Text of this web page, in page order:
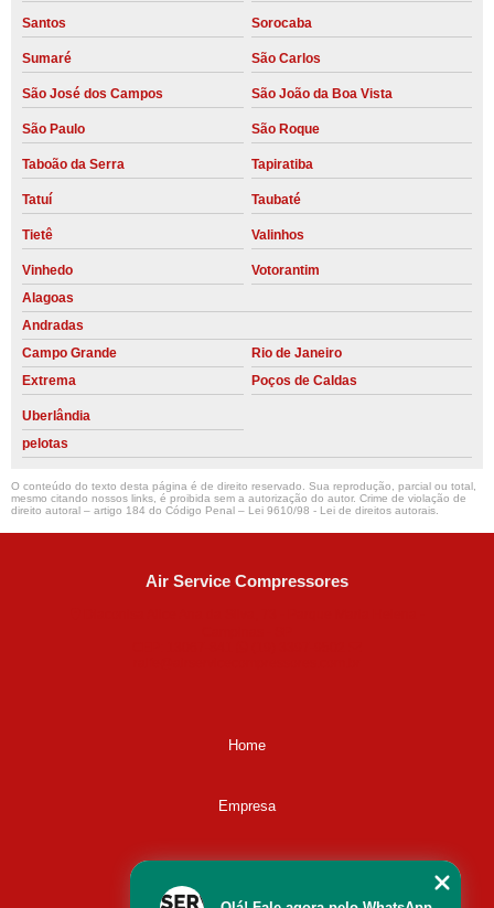
Santos Sorocaba
Sumaré São Carlos
São José dos Campos São João da Boa Vista
São Paulo São Roque
Taboão da Serra Tapiratiba
Tatuí Taubaté
Tietê Valinhos
Vinhedo
Votorantim
Alagoas
Andradas
Campo Grande
Rio de Janeiro
Extrema
Poços de Caldas
Uberlândia
pelotas
O conteúdo do texto desta página é de direito reservado. Sua reprodução, parcial ou total,
mesmo citando nossos links, é proibida sem a autorização do autor. Crime de violação de
direito autoral – artigo 184 do Código Penal – Lei 9610/98 - Lei de direitos autorais.
Air Service Compressores
Home
Empresa